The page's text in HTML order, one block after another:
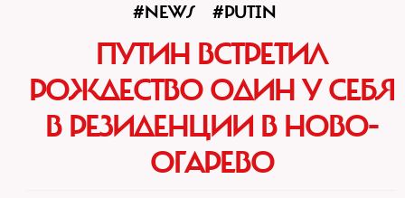
#NEWS #PUTIN
ПУТИН ВСТРЕТИЛ
РОЖДЕСТВО ОДИН У СЕБЯ
В РЕЗИДЕНЦИИ В НОВО-
ОГАРЕВО